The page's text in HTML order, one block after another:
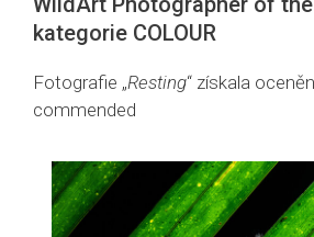
kategorie COLOUR
Fotografie „Resting“ získala
commended